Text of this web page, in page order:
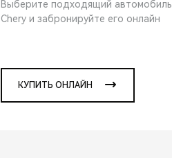
Выберите подходящий автомобиль
Chery и забронируйте его онлайн
КУПИТЬ ОНЛАЙН